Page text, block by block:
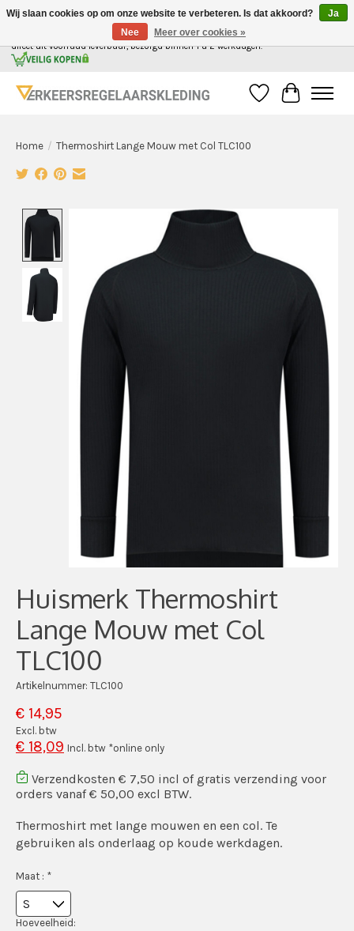
Alle kleding voor de verkeersregelaar in Nederland, gemakkelijk in 1 webshop. | Alles
direct uit voorraad leverbaar, bezorgd binnen 1 a 2 werkdagen.
Verlanglijst
Home / Thermoshirt Lange Mouw met Col TLC100
Product image slideshow Items
Huismerk Thermoshirt
Lange Mouw met Col
TLC100
Artikelnummer: TLC100
€ 14,95
Excl. btw
€ 18,09 Incl. btw *online only
Verzendkosten € 7,50 incl of gratis verzending voor
orders vanaf € 50,00 excl BTW.
Thermoshirt met lange mouwen en een col. Te
gebruiken als onderlaag op koude werkdagen.
Maat : *
Hoeveelheid:
Wij slaan cookies op om onze website te verbeteren. Is dat akkoord?
Ja
Nee
Meer over cookies »